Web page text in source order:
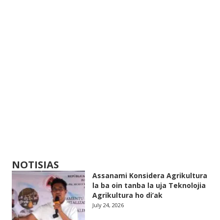
NOTISIAS
Assanami Konsidera Agrikultura
la ba oin tanba la uja Teknolojia
Agrikultura ho di’ak
July 24, 2026